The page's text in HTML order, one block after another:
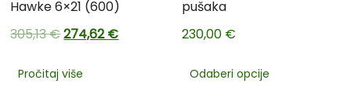
Hawke 6×21 (600)
305,13€274,62€
Pročitaj više
pušaka
230,00 €
Odaberi opcije